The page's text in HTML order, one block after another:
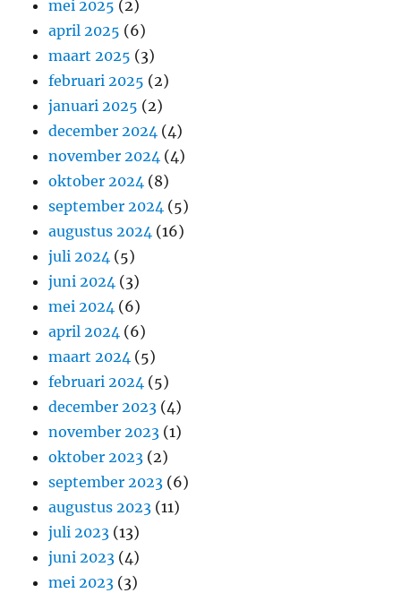
mei 2025 (2)
april 2025 (6)
maart 2025 (3)
februari 2025 (2)
januari 2025 (2)
december 2024 (4)
november 2024 (4)
oktober 2024 (8)
september 2024 (5)
augustus 2024 (16)
juli 2024 (5)
juni 2024 (3)
mei 2024 (6)
april 2024 (6)
maart 2024 (5)
februari 2024 (5)
december 2023 (4)
november 2023 (1)
oktober 2023 (2)
september 2023 (6)
augustus 2023 (11)
juli 2023 (13)
juni 2023 (4)
mei 2023 (3)